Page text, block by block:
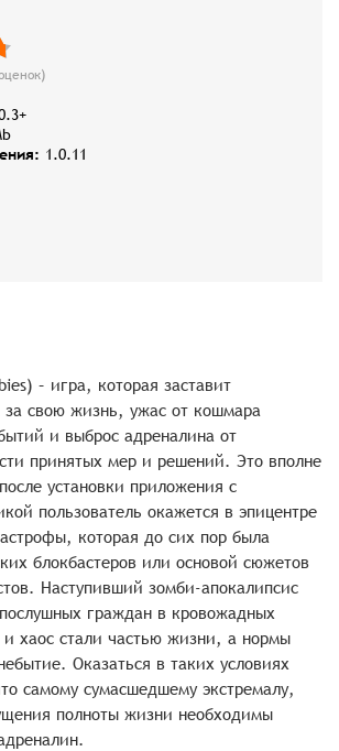
1.0.11
– игра, которая заставит
за свою жизнь, ужас от кошмара
и выброс адреналина от
принятых мер и решений. Это вполне
установки приложения с
пользователь окажется в эпицентре
которая до сих пор была
блокбастеров или основой сюжетов
Наступивший зомби-апокалипсис
граждан в кровожадных
хаос стали частью жизни, а нормы
Оказаться в таких условиях
самому сумасшедшему экстремалу,
полноты жизни необходимы